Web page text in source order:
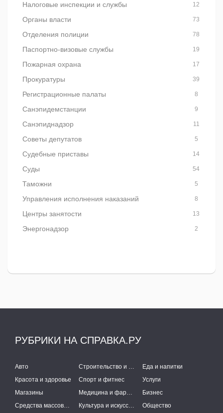
Налоговые инспекции и службы 12
Органы власти 73
Отделения полиции 78
Паспортно-визовые службы 19
Пожарная охрана 17
Прокуратуры 39
Регистрационные палаты 8
Санэпидемстанции 9
Санэпиднадзор 11
Советы депутатов 5
Судебные приставы 14
Суды 54
Таможни 5
Управления исполнения наказаний 8
Центры занятости 13
Энергонадзор 2
РУБРИКИ НА СПРАВКА.РУ
Авто Строительство и ремонт
Еда и напитки
Красота и здоровье
Спорт и фитнес
Услуги
Магазины
Медицина и фармацевтика
Бизнес
Средства массовой информации
Культура и искусство Общество